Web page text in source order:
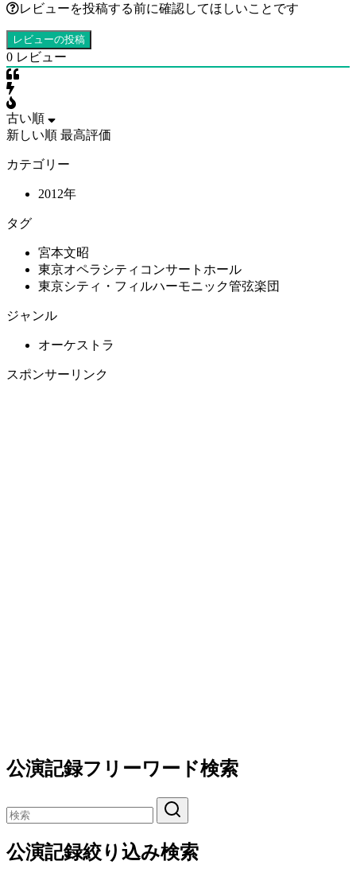
レビューを投稿する前に確認してほしいことです
0 レビュー
古い順
新しい順 最高評価
カテゴリー
2012年
タグ
宮本文昭
東京オペラシティコンサートホール
東京シティ・フィルハーモニック管弦楽団
ジャンル
オーケストラ
スポンサーリンク
公演記録フリーワード検索
公演記録絞り込み検索